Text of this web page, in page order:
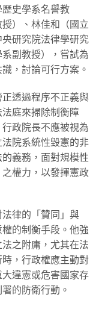
史學系名譽教
）、林佳和（國立
研究院法律學研究
副教授），嘗試為
，討論可行方案。
透過程序不正義與
庭來掃除制衡障
政院長不應被視為
院系統性毀憲的非
義務，面對規模性
權力，以發揮憲政
律的「贊同」與
權的制衡手段。他強
之附庸，尤其在法
，行政權應主動對
違憲或危害國家存
的防衛行動。